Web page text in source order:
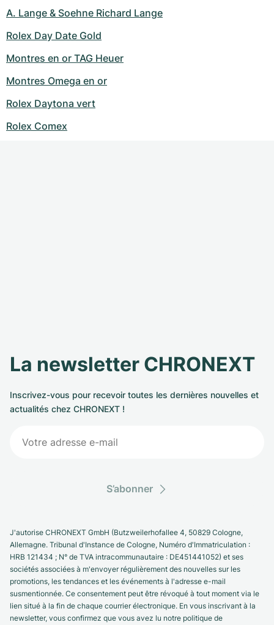
A. Lange & Soehne Richard Lange
Rolex Day Date Gold
Montres en or TAG Heuer
Montres Omega en or
Rolex Daytona vert
Rolex Comex
La newsletter CHRONEXT
Inscrivez-vous pour recevoir toutes les dernières nouvelles et
actualités chez CHRONEXT !
S’abonner
J'autorise CHRONEXT GmbH (Butzweilerhofallee 4, 50829 Cologne,
Allemagne. Tribunal d'Instance de Cologne, Numéro d'Immatriculation :
HRB 121434 ; N° de TVA intracommunautaire : DE451441052) et ses
sociétés associées à m'envoyer régulièrement des nouvelles sur les
promotions, les tendances et les événements à l'adresse e-mail
susmentionnée. Ce consentement peut être révoqué à tout moment via le
lien situé à la fin de chaque courrier électronique. En vous inscrivant à la
newsletter, vous confirmez que vous avez lu notre politique de